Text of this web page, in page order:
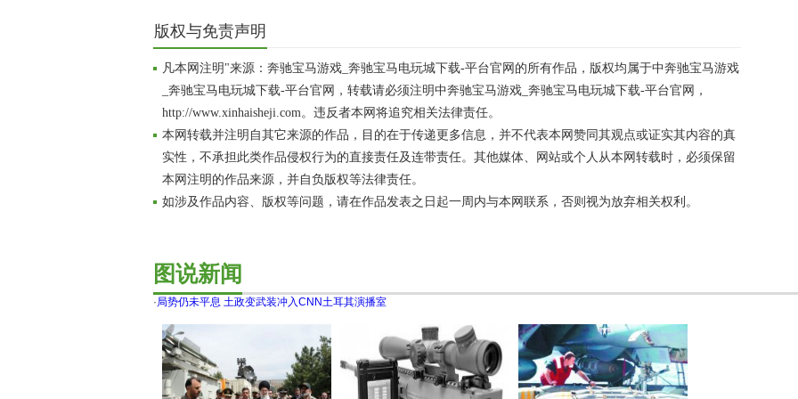
版权与免责声明
凡本网注明"来源：奔驰宝马游戏_奔驰宝马电玩城下载-平台官网的所有作品，版权均属于中奔驰宝马游戏
_奔驰宝马电玩城下载-平台官网，转载请必须注明中奔驰宝马游戏_奔驰宝马电玩城下载-平台官网，
http://www.xinhaisheji.com。违反者本网将追究相关法律责任。
本网转载并注明自其它来源的作品，目的在于传递更多信息，并不代表本网赞同其观点或证实其内容的真
实性，不承担此类作品侵权行为的直接责任及连带责任。其他媒体、网站或个人从本网转载时，必须保留
本网注明的作品来源，并自负版权等法律责任。
如涉及作品内容、版权等问题，请在作品发表之日起一周内与本网联系，否则视为放弃相关权利。
图说新闻
·局势仍未平息 土政变武装冲入CNN土耳其演播室